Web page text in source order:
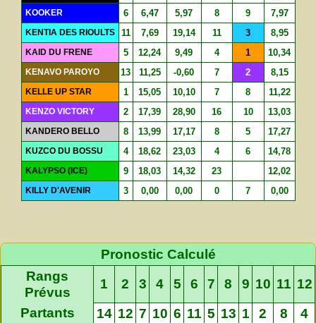
KOOKER 6 6,47 5,97 8 9 7,97
KENTIA DES RIOULTS 11 7,69 19,14 11 3 8,95
KAID DU FRENE 5 12,24 9,49 4 1 10,34
KENAVO PAROYO 13 11,25 -0,60 7 2 8,15
KELLE UP STAR 1 15,05 10,10 7 8 11,22
KENZO VICTORY 2 17,39 28,90 16 10 13,03
KANDERO BELLO 8 13,99 17,17 8 5 17,27
KUZCO DU BOSSU 4 18,62 23,03 4 6 14,78
KALYPSO (ICE) 9 18,03 14,32 23 12,02
KILLY D'AVENIR 3 0,00 0,00 0 7 0,00
Pronostic Calculé
Rangs
Prévus
1 2 3 4 5 6 7 8 9 10 11 12
Partants
14 12 7 10 6 11 5 13 1 2 8
4